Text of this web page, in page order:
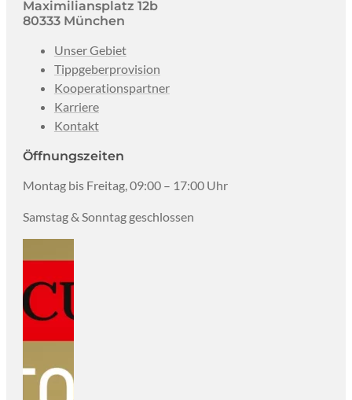
Maximiliansplatz 12b
80333 München
Unser Gebiet
Tippgeberprovision
Kooperationspartner
Karriere
Kontakt
Öffnungszeiten
Montag bis Freitag, 09:00 – 17:00 Uhr
Samstag & Sonntag geschlossen